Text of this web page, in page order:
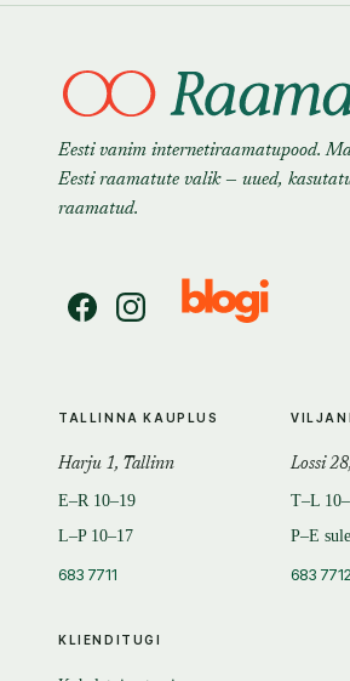
Eesti vanim internetiraamatupood.
Eesti raamatute valik — uued,
raamatud.
KLIENDITUGI
TALLINNA KAUPLUS
Harju 1, Tallinn
E–R 10–19
L–P 10–17
683 7711
Lossi
T–L
P–E
683